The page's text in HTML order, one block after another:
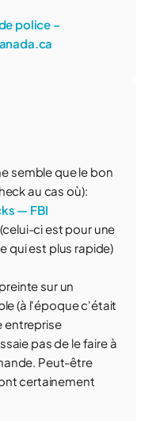
police –
semble que le bon
au cas où):
— FBI
ci est pour une
qui est plus rapide)
sur un
(à l'époque c'était
entreprise
pas de le faire à
Peut-être
certainement